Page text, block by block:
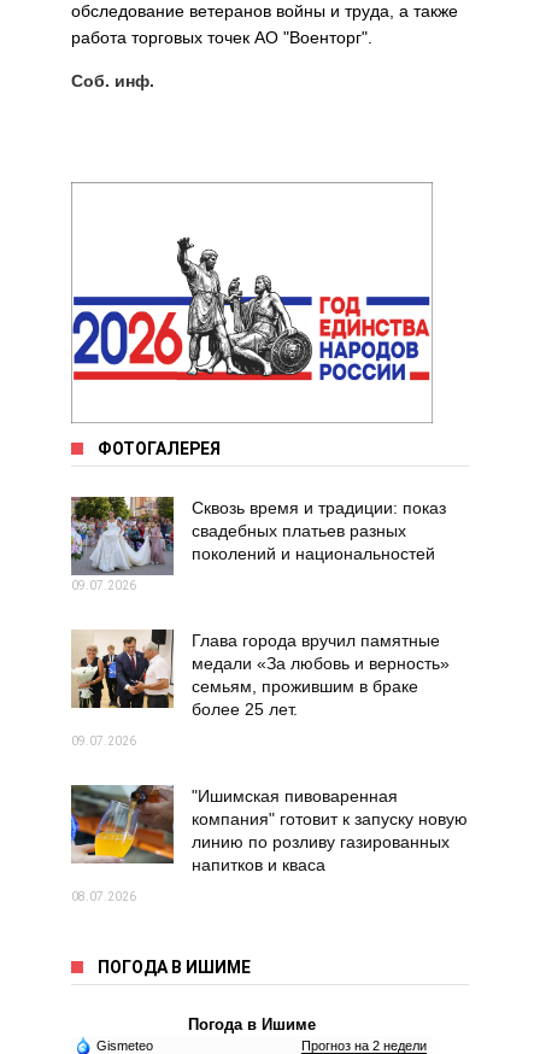
обследование ветеранов войны и труда, а также
работа торговых точек АО "Военторг".
Соб. инф.
ФОТОГАЛЕРЕЯ
Сквозь время и традиции: показ
свадебных платьев разных
поколений и национальностей
09.07.2026
Глава города вручил памятные
медали «За любовь и верность»
семьям, прожившим в браке
более 25 лет.
09.07.2026
"Ишимская пивоваренная
компания" готовит к запуску новую
линию по розливу газированных
напитков и кваса
08.07.2026
ПОГОДА В ИШИМЕ
Погода в Ишиме
Gismeteo Прогноз на 2 недели